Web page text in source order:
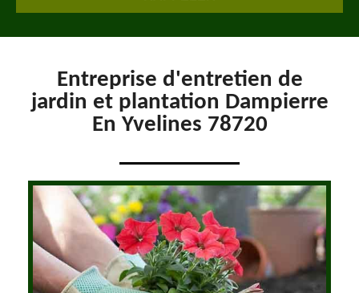
Entreprise d'entretien de
jardin et plantation Dampierre
En Yvelines 78720